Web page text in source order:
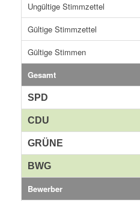
Ungültige Stimmzettel
Gültige Stimmzettel
Gültige Stimmen
Gesamt
SPD
CDU
GRÜNE
BWG
Bewerber